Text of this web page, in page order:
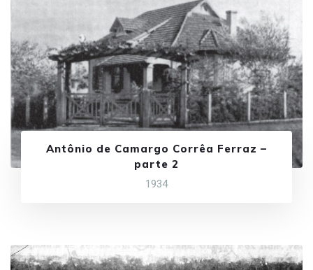
Antônio de Camargo Corrêa Ferraz –
parte 2
1934